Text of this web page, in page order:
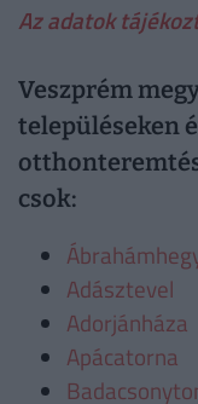
Az adatok
Veszprém
településeken
csok:
Adásztevel
Adorjánháza
Apácatorna